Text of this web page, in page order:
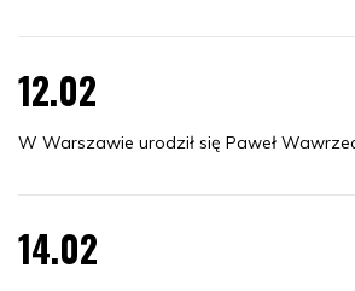
12.02
W Warszawie urodził się Paweł
14.02